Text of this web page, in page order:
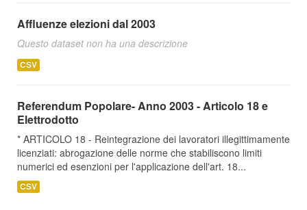
Affluenze elezioni dal 2003
Questo dataset non ha una descrizione
CSV
Referendum Popolare- Anno 2003 - Articolo 18 e
Elettrodotto
* ARTICOLO 18 - Reintegrazione dei lavoratori illegittimamente
licenziati: abrogazione delle norme che stabiliscono limiti
numerici ed esenzioni per l'applicazione dell'art. 18...
CSV